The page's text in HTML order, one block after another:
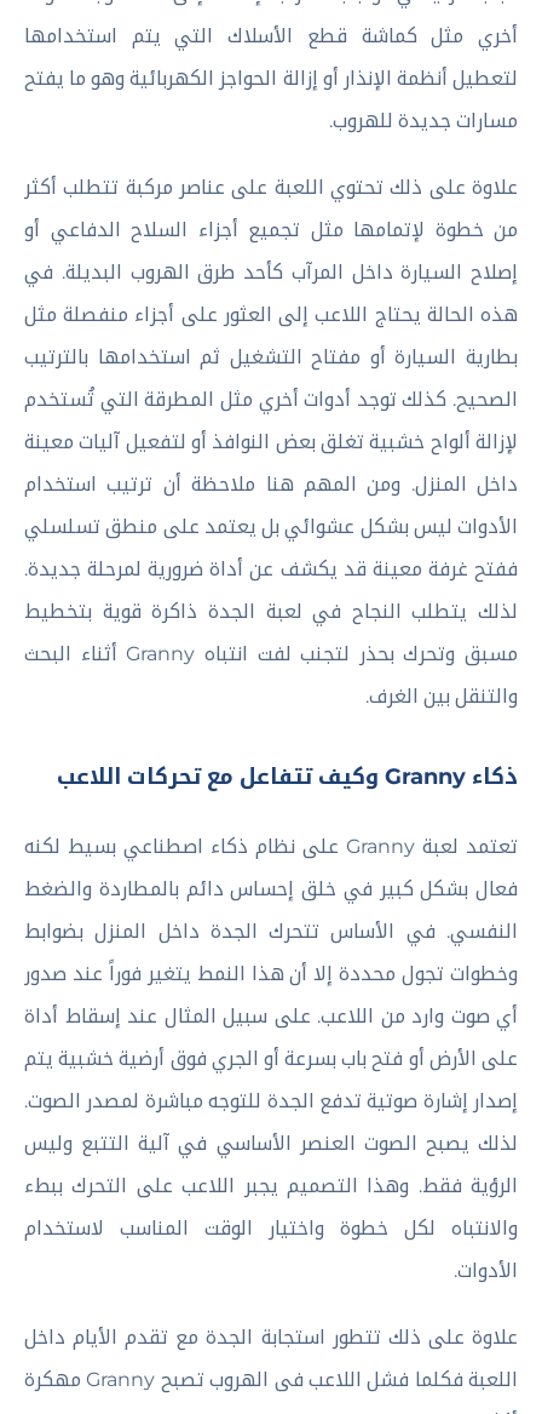
أخري مثل كماشة قطع الأسلاك التي يتم استخدامها
لتعطيل أنظمة الإنذار أو إزالة الحواجز الكهربائية وهو ما يفتح
مسارات جديدة للهروب.
علاوة على ذلك تحتوي اللعبة على عناصر مركبة تتطلب أكثر
من خطوة لإتمامها مثل تجميع أجزاء السلاح الدفاعي أو
إصلاح السيارة داخل المرآب كأحد طرق الهروب البديلة. في
هذه الحالة يحتاج اللاعب إلى العثور على أجزاء منفصلة مثل
بطارية السيارة أو مفتاح التشغيل ثم استخدامها بالترتيب
الصحيح. كذلك توجد أدوات أخري مثل المطرقة التي تُستخدم
لإزالة ألواح خشبية تغلق بعض النوافذ أو لتفعيل آليات معينة
داخل المنزل. ومن المهم هنا ملاحظة أن ترتيب استخدام
الأدوات ليس بشكل عشوائي بل يعتمد على منطق تسلسلي
ففتح غرفة معينة قد يكشف عن أداة ضرورية لمرحلة جديدة.
لذلك يتطلب النجاح في لعبة الجدة ذاكرة قوية بتخطيط
مسبق وتحرك بحذر لتجنب لفت انتباه Granny أثناء البحث
والتنقل بين الغرف.
ذكاء Granny وكيف تتفاعل مع تحركات اللاعب
تعتمد لعبة Granny على نظام ذكاء اصطناعي بسيط لكنه
فعال بشكل كبير في خلق إحساس دائم بالمطاردة والضغط
النفسي. في الأساس تتحرك الجدة داخل المنزل بضوابط
وخطوات تجول محددة إلا أن هذا النمط يتغير فوراً عند صدور
أي صوت وارد من اللاعب. على سبيل المثال عند إسقاط أداة
على الأرض أو فتح باب بسرعة أو الجري فوق أرضية خشبية يتم
إصدار إشارة صوتية تدفع الجدة للتوجه مباشرة لمصدر الصوت.
لذلك يصبح الصوت العنصر الأساسي في آلية التتبع وليس
الرؤية فقط. وهذا التصميم يجبر اللاعب على التحرك ببطء
والانتباه لكل خطوة واختيار الوقت المناسب لاستخدام
الأدوات.
علاوة على ذلك تتطور استجابة الجدة مع تقدم الأيام داخل
اللعبة فكلما فشل اللاعب فى الهروب تصبح Granny مهكرة